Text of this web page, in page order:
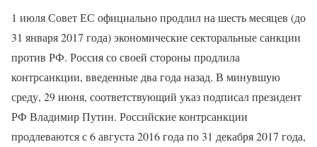
1 июля Совет ЕС официально продлил на шесть месяцев (до
31 января 2017 года) экономические секторальные санкции
против РФ. Россия со своей стороны продлила
контрсанкции, введенные два года назад. В минувшую
среду, 29 июня, соответствующий указ подписал президент
РФ Владимир Путин. Российские контрсанкции
продлеваются с 6 августа 2016 года по 31 декабря 2017 года,